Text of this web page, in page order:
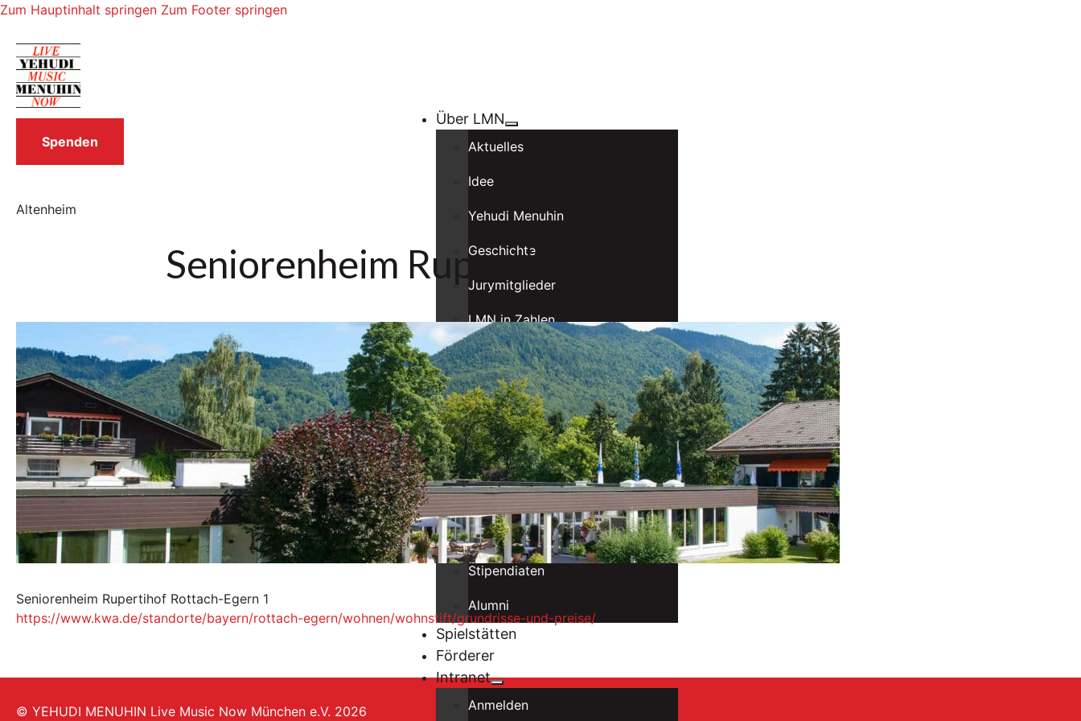
Zum Hauptinhalt springen Zum Footer springen
Über LMN
Aktuelles
Idee
Yehudi Menuhin
Geschichte
Jurymitglieder
LMN in Zahlen
LMN Vereine
Organisation
Konzerte
Konzerte in sozialen Einrichtungen
Benefizkonzerte
Musiker
Ensembles
Stipendiaten
Alumni
Spielstätten
Förderer
Intranet
Anmelden
Spenden
Altenheim
Seniorenheim Rupertihof
Seniorenheim Rupertihof Rottach-Egern 1
https://www.kwa.de/standorte/bayern/rottach-egern/wohnen/wohnstift/grundrisse-und-preise/
© YEHUDI MENUHIN Live Music Now München e.V. 2026